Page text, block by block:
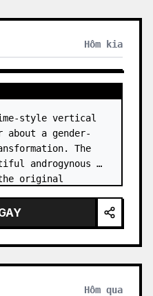
Hôm kia
style vertical
about a gender-
The
androgynous
original
cover, wit…
Hôm qua